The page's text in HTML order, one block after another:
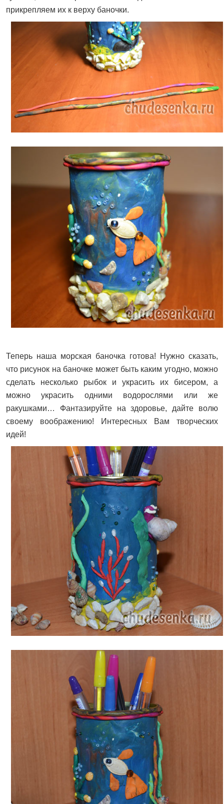
прикрепляем их к верху баночки.
Теперь наша морская баночка готова! Нужно сказать,
что рисунок на баночке может быть каким угодно, можно
сделать несколько рыбок и украсить их бисером, а
можно украсить одними водорослями или же
ракушками… Фантазируйте на здоровье, дайте волю
своему воображению! Интересных Вам творческих
идей!